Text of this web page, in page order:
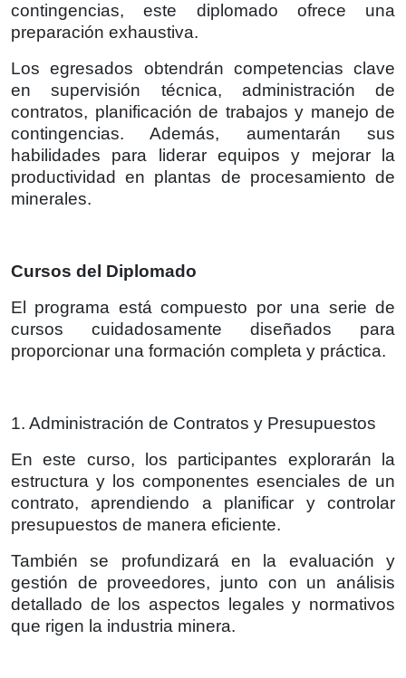
contingencias, este diplomado ofrece una
preparación exhaustiva.
Los egresados obtendrán competencias clave
en supervisión técnica, administración de
contratos, planificación de trabajos y manejo de
contingencias. Además, aumentarán sus
habilidades para liderar equipos y mejorar la
productividad en plantas de procesamiento de
minerales.
Cursos del Diplomado
El programa está compuesto por una serie de
cursos cuidadosamente diseñados para
proporcionar una formación completa y práctica.
1. Administración de Contratos y Presupuestos
En este curso, los participantes explorarán la
estructura y los componentes esenciales de un
contrato, aprendiendo a planificar y controlar
presupuestos de manera eficiente.
También se profundizará en la evaluación y
gestión de proveedores, junto con un análisis
detallado de los aspectos legales y normativos
que rigen la industria minera.